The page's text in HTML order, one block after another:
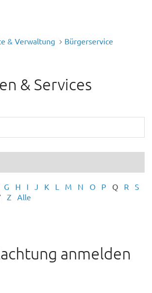
& Verwaltung Bürgerservice
& Services
G H I J K L M N O P Q R
S
Z Alle
anmelden